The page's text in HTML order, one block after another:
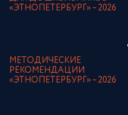
«ЭТНОПЕТЕРБУРГ» – 2026
МЕТОДИЧЕСКИЕ
РЕКОМЕНДАЦИИ
«ЭТНОПЕТЕРБУРГ» – 2026